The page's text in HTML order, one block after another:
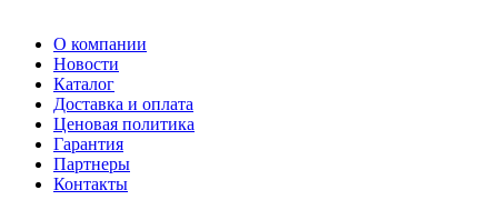
О компании
Новости
Каталог
Доставка и оплата
Ценовая политика
Гарантия
Партнеры
Контакты